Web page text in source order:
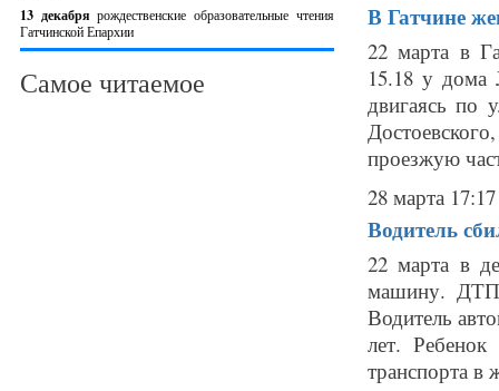
13 декабрярождественские образовательные чтения
Гатчинской Епархии
Самое читаемое
В Гатчине
22 марта в
15.18 у дома
двигаясь по
проезжую
28 марта 17:17
Водитель
22 марта в
машину.
Водитель
лет.
транспорта в